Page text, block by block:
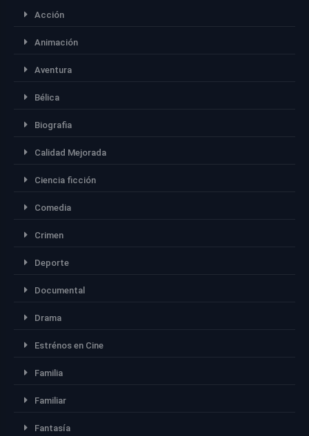
Acción
Animación
Aventura
Bélica
Biografia
Calidad Mejorada
Ciencia ficción
Comedia
Crimen
Deporte
Documental
Drama
Estrénos en Cine
Familia
Familiar
Fantasía